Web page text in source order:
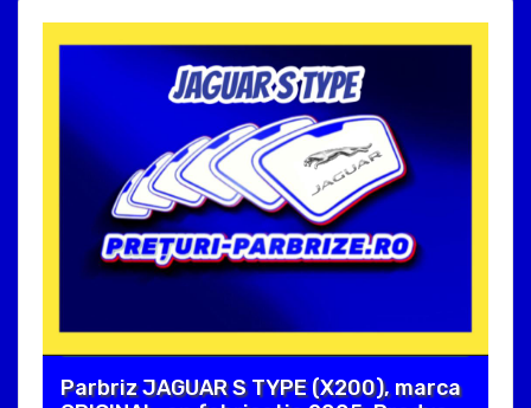
Parbriz JAGUAR S TYPE (X200), marca